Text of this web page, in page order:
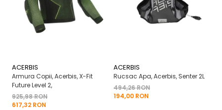
ACERBIS
Armura Copii, Acerbis, X-Fit
Future Level 2,
925,98 RON
617,32 RON
ACERBIS
Rucsac Apa, Acerbis, Senter 2L
494,26 RON
194,00 RON